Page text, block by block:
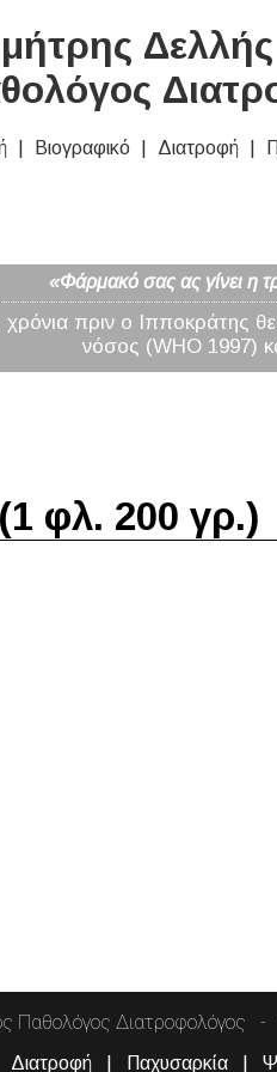
Βιογραφικό Διατροφή
«Φάρμακό σας ας γίνει η
χρόνια πριν ο Ιπποκράτης
νόσος (WHO 1997)
φλ. 200 γρ.)
Παθολόγος Διατροφολόγος
Διατροφή Παχυσαρκία